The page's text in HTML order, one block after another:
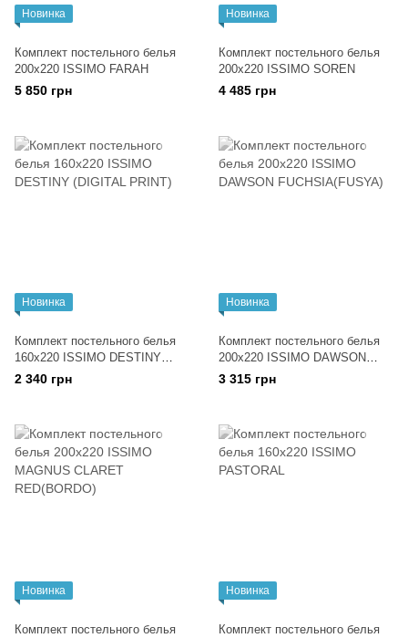
Новинка
Комплект постельного белья
200x220 ISSIMO FARAH
5 850 грн
Новинка
Комплект постельного белья
200x220 ISSIMО SOREN
4 485 грн
Новинка
Комплект постельного белья
160x220 ISSIMO DESTINY
(DIGITAL PRINT)
2 340 грн
Новинка
Комплект постельного белья
200x220 ISSIMО DAWSON
FUCHSIA(FUSYA)
3 315 грн
Новинка
Комплект постельного белья
Новинка
Комплект постельного белья